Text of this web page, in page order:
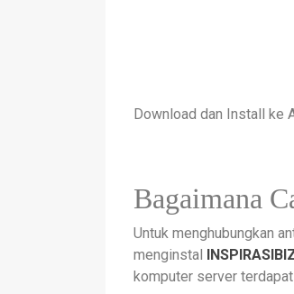
Download dan Install ke
Bagaimana
Untuk menghubungkan
menginstal
komputer server